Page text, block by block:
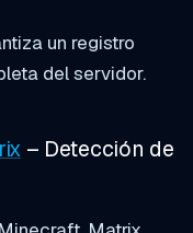
un registro
del servidor.
– Detección de